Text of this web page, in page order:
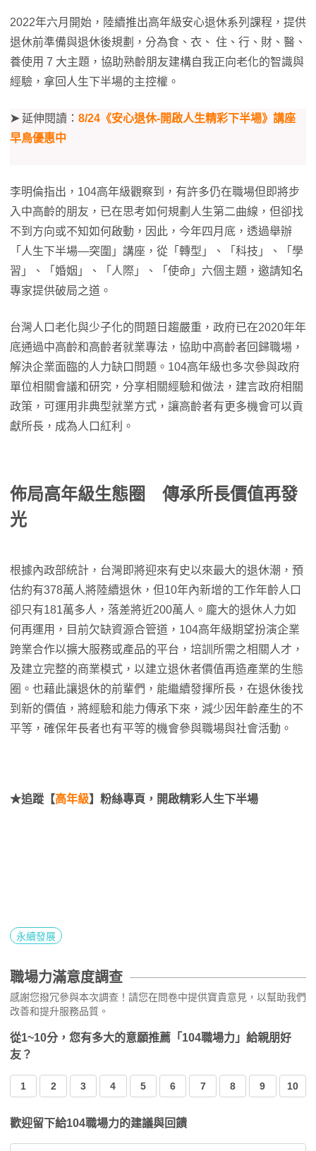
2022年六月開始，陸續推出高年級安心退休系列課程，提供
退休前準備與退休後規劃，分為食、衣、 住、行、財、醫、
養使用 7 大主題，協助熟齡朋友建構自我正向老化的智識與
經驗，拿回人生下半場的主控權。
➤延伸閱讀： 8/24《安心退休-開啟人生精彩下半場》講座
早鳥優惠中
李明倫指出，104高年級觀察到，有許多仍在職場但即將步
入中高齡的朋友，已在思考如何規劃人生第二曲線，但卻找
不到方向或不知如何啟動，因此，今年四月底，透過舉辦
「人生下半場—突圍」講座，從「轉型」、「科技」、「學
習」、「婚姻」、「人際」、「使命」六個主題，邀請知名
專家提供破局之道。
台灣人口老化與少子化的問題日趨嚴重，政府已在2020年年
底通過中高齡和高齡者就業專法，協助中高齡者回歸職場，
解決企業面臨的人力缺口問題。104高年級也多次參與政府
單位相關會議和研究，分享相關經驗和做法，建言政府相關
政策，可運用非典型就業方式，讓高齡者有更多機會可以貢
獻所長，成為人口紅利。
佈局高年級生態圈 傳承所長價值再發
光
根據內政部統計，台灣即將迎來有史以來最大的退休潮，預
估約有378萬人將陸續退休，但10年內新增的工作年齡人口
卻只有181萬多人，落差將近200萬人。龐大的退休人力如
何再運用，目前欠缺資源合管道，104高年級期望扮演企業
跨業合作以擴大服務或產品的平台，培訓所需之相關人才，
及建立完整的商業模式，以建立退休者價值再造產業的生態
圈。也藉此讓退休的前輩們，能繼續發揮所長，在退休後找
到新的價值，將經驗和能力傳承下來，減少因年齡產生的不
平等，確保年長者也有平等的機會參與職場與社會活動。
★追蹤【高年級】粉絲專頁，開啟精彩人生下半場
永續發展
職場力滿意度調查
感謝您撥冗參與本次調查！請您在問卷中提供寶貴意見，以幫助我們
改善和提升服務品質。
從1~10分，您有多大的意願推薦「104職場力」給親朋好
友？
1 2 3 4 5 6 7 8 9 10
歡迎留下給104職場力的建議與回饋